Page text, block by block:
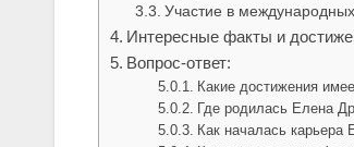
Участие в
Интересные факты и
Вопрос-ответ:
Какие достижения
Где родилась Елена
Как началась карьера